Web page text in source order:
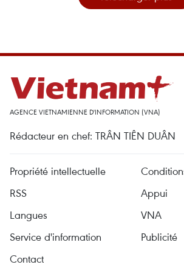
AGENCE VIETNAMIENNE D'INFORMATION (VNA)
Rédacteur en chef: TRÂN TIÊN DUÂN
Propriété intellectuelle
RSS
Appui
Langues
VNA
Service d'information
Publicité
Contact